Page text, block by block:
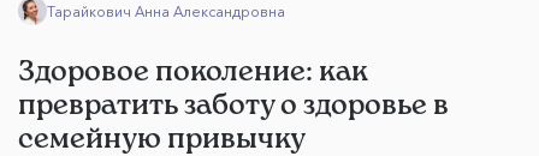
Тарайкович Анна Александровна
Здоровое поколение: как
превратить заботу о здоровье в
семейную привычку